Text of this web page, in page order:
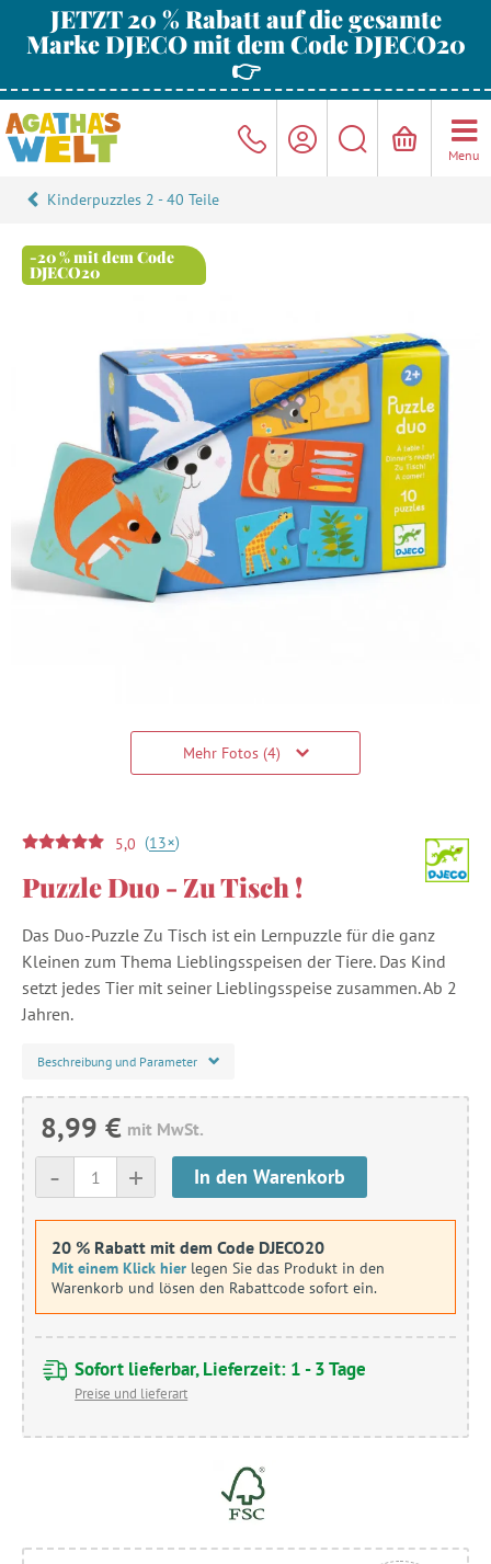
JETZT 20 % Rabatt auf die gesamte
Marke DJECO mit dem Code DJECO20
👉
Menu
Kinderpuzzles 2 - 40 Teile
-20 % mit dem Code
DJECO20
Mehr Fotos (4)
5,0 (13+)
Puzzle Duo - Zu Tisch !
Das Duo-Puzzle Zu Tisch ist ein Lernpuzzle für die ganz
Kleinen zum Thema Lieblingsspeisen der Tiere. Das Kind
setzt jedes Tier mit seiner Lieblingsspeise zusammen. Ab 2
Jahren.
Beschreibung und Parameter
8,99 € mit MwSt.
+
- In den Warenkorb
20 % Rabatt mit dem Code DJECO20
Mit einem Klick hier legen Sie das Produkt in den
Warenkorb und lösen den Rabattcode sofort ein.
Sofort lieferbar, Lieferzeit: 1 - 3 Tage
Preise und lieferart